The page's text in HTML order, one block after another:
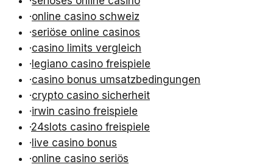
·online casino schweiz
·seriöse online casinos
·casino limits vergleich
·legiano casino freispiele
·casino bonus umsatzbedingungen
·crypto casino sicherheit
·irwin casino freispiele
·24slots casino freispiele
·live casino bonus
·online casino seriös